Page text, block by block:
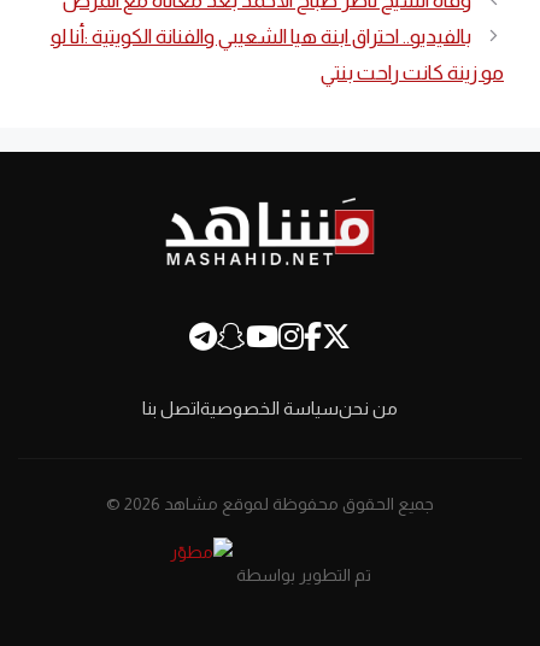
بالفيديو.. احتراق ابنة هيا الشعيبي والفنانة الكويتية :أنا لو
مو زينة كانت راحت بنتي
من نحنسياسة الخصوصيةاتصل بنا
جميع الحقوق محفوظة لموقع مشاهد 2026 ©
تم التطوير بواسطة